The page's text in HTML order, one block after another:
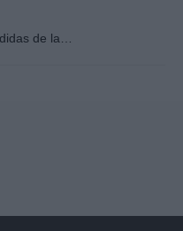
de la…